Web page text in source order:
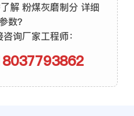
解 粉煤灰磨制分 详细
数？
询厂家工程师：